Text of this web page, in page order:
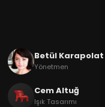
Betül Karapolat
Yönetmen
Cem Altuğ
Işık Tasarımı